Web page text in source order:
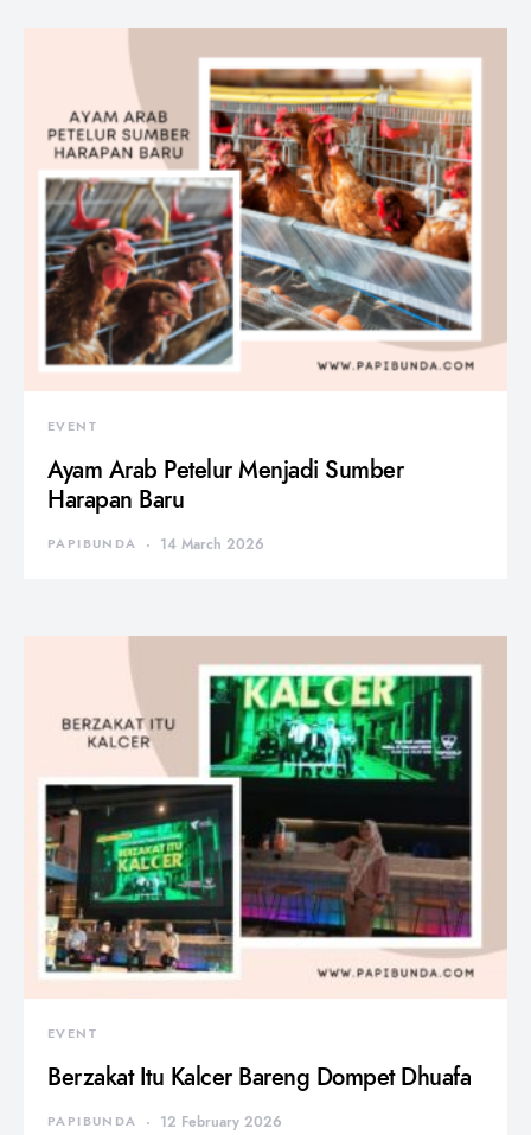
EVENT
Ayam Arab Petelur Menjadi Sumber
Harapan Baru
PAPIBUNDA 14 March 2026
EVENT
Berzakat Itu Kalcer Bareng Dompet Dhuafa
PAPIBUNDA 12 February 2026